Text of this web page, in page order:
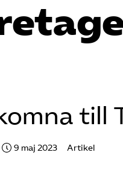
till
9 maj 2023 Artikel